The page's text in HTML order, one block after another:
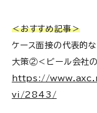
＜おすすめ記事＞
ケース面接の代表的な
大策②＜ビール会社の
https://
vi/2843/